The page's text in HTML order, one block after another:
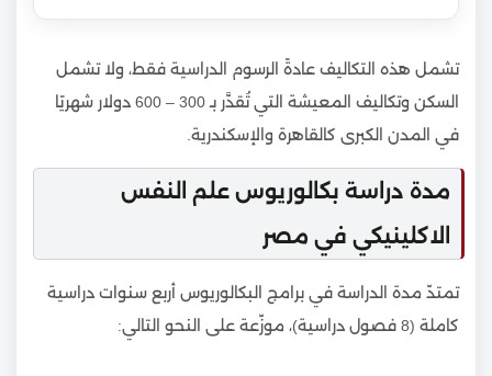
تشمل هذه التكاليف عادةً الرسوم الدراسية فقط، ولا تشمل
السكن وتكاليف المعيشة التي تُقدَّر بـ 300 – 600 دولار شهريًا
في المدن الكبرى كالقاهرة والإسكندرية.
مدة دراسة بكالوريوس علم النفس
الاكلينيكي في مصر
تمتدّ مدة الدراسة في برامج البكالوريوس أربع سنوات دراسية
كاملة (8 فصول دراسية)، موزّعة على النحو التالي: